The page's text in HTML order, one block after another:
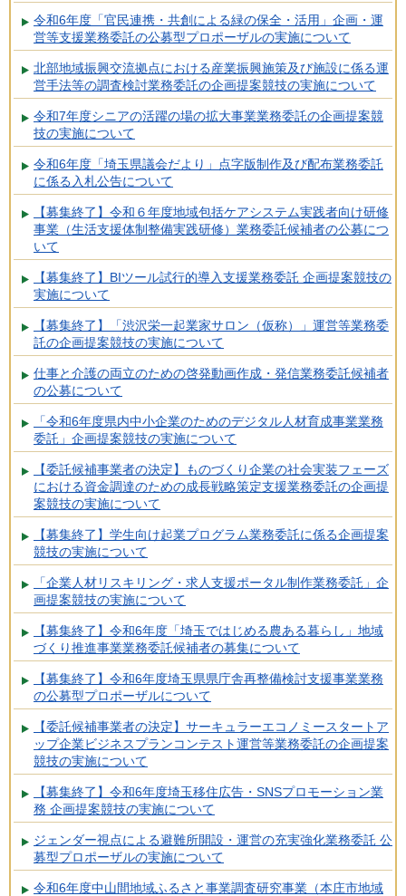
令和6年度「官民連携・共創による緑の保全・活用」企画・運
営等支援業務委託の公募型プロポーザルの実施について
北部地域振興交流拠点における産業振興施策及び施設に係る運
営手法等の調査検討業務委託の企画提案競技の実施について
令和7年度シニアの活躍の場の拡大事業業務委託の企画提案競
技の実施について
令和6年度「埼玉県議会だより」点字版制作及び配布業務委託
に係る入札公告について
【募集終了】令和６年度地域包括ケアシステム実践者向け研修
事業（生活支援体制整備実践研修）業務委託候補者の公募につ
いて
【募集終了】BIツール試行的導入支援業務委託 企画提案競技の
実施について
【募集終了】「渋沢栄一起業家サロン（仮称）」運営等業務委
託の企画提案競技の実施について
仕事と介護の両立のための啓発動画作成・発信業務委託候補者
の公募について
「令和6年度県内中小企業のためのデジタル人材育成事業業務
委託」企画提案競技の実施について
【委託候補事業者の決定】ものづくり企業の社会実装フェーズ
における資金調達のための成長戦略策定支援業務委託の企画提
案競技の実施について
【募集終了】学生向け起業プログラム業務委託に係る企画提案
競技の実施について
「企業人材リスキリング・求人支援ポータル制作業務委託」企
画提案競技の実施について
【募集終了】令和6年度「埼玉ではじめる農ある暮らし」地域
づくり推進事業業務委託候補者の募集について
【募集終了】令和6年度埼玉県県庁舎再整備検討支援事業業務
の公募型プロポーザルについて
【委託候補事業者の決定】サーキュラーエコノミースタートア
ップ企業ビジネスプランコンテスト運営等業務委託の企画提案
競技の実施について
【募集終了】令和6年度埼玉移住広告・SNSプロモーション業
務 企画提案競技の実施について
ジェンダー視点による避難所開設・運営の充実強化業務委託 公
募型プロポーザルの実施について
令和6年度中山間地域ふるさと事業調査研究事業（本庄市地域